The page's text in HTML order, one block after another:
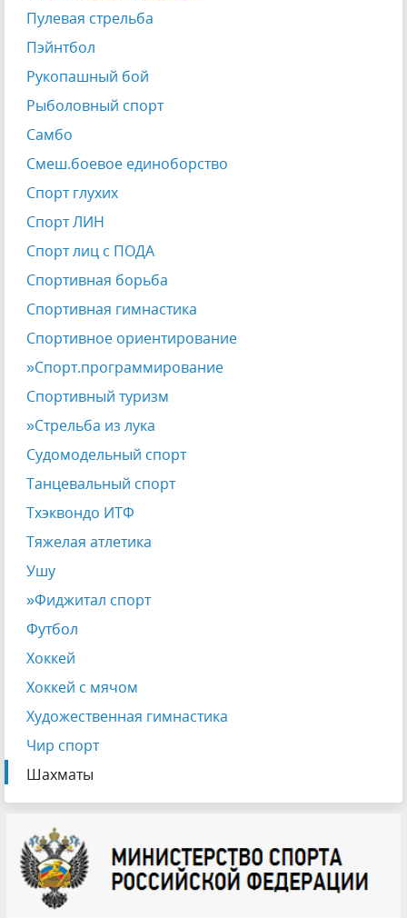
Пулевая стрельба
Пэйнтбол
Рукопашный бой
Рыболовный спорт
Самбо
Смеш.боевое единоборство
Спорт глухих
Спорт ЛИН
Спорт лиц с ПОДА
Спортивная борьба
Спортивная гимнастика
Спортивное ориентирование
»Спорт.программирование
Спортивный туризм
»Стрельба из лука
Судомодельный спорт
Танцевальный спорт
Тхэквондо ИТФ
Тяжелая атлетика
Ушу
»Фиджитал спорт
Футбол
Хоккей
Хоккей с мячом
Художественная гимнастика
Чир спорт
Шахматы